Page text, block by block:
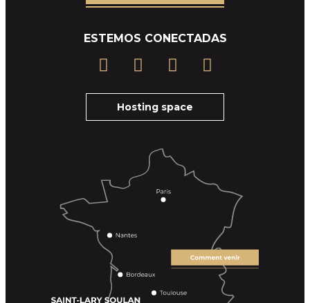
ESTEMOS CONECTADAS
Hosting space